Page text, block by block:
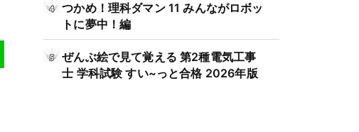
つかめ！理科ダマン 11 みんながロボッ
トに夢中！編
ぜんぶ絵で見て覚える 第2種電気工事
士 学科試験 すい~っと合格 2026年版